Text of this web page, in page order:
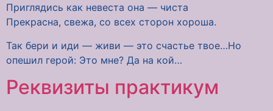
Приглядись как невеста она — чиста
Прекрасна, свежа, со всех сторон хороша.
Так бери и иди — живи — это счастье твое…Но
опешил герой: Это мне? Да на кой…
Реквизиты практикум